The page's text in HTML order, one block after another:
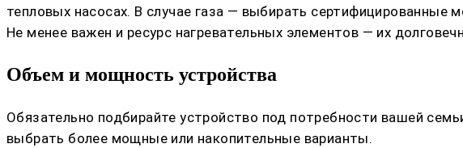
тепловых насосах. В случае газа — выбирать сертифицированные
Не менее важен и ресурс нагревательных элементов — их
Объем и мощность устройства
Обязательно подбирайте устройство под потребности вашей
выбрать более мощные или накопительные варианты.